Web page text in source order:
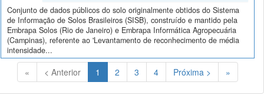
Conjunto de dados públicos do solo originalmente obtidos do Sistema
de Informação de Solos Brasileiros (SISB), construído e mantido pela
Embrapa Solos (Rio de Janeiro) e Embrapa Informática Agropecuária
(Campinas), referente ao 'Levantamento de reconhecimento de média
intensidade...
« < Anterior 1 (Atual)
2 3 4 Próxima > »